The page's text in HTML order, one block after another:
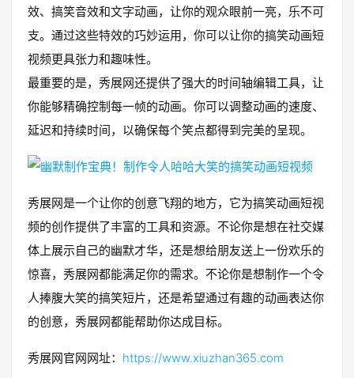
效、搞笑音效和文字动画，让你的观众眼前一亮，乐不可
支。通过这些特效的巧妙运用，你可以让你的搞笑动画短
视频更具张力和趣味性。
最重要的是，秀展网还提供了强大的时间轴编辑工具，让
你能够精确控制每一帧的动画。你可以调整动画的速度、
延迟和持续时间，以确保每个笑点都得到完美的呈现。
秀展网是一个让你的创意飞翔的地方，它为搞笑动画短视
频的创作提供了丰富的工具和资源。不论你是想在社交媒
体上展示自己的幽默才华，还是想给朋友送上一份欢乐的
惊喜，秀展网都能满足你的需求。不论你是想制作一个令
人捧腹大笑的搞笑短片，还是希望通过有趣的动画表达你
的创意，秀展网都能帮助你达成目标。
秀展网官网网址： https://www.xiuzhan365.com